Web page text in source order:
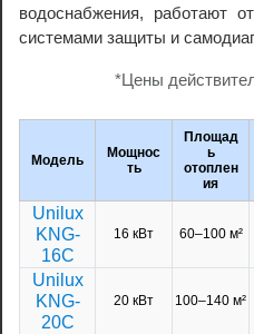
водоснабжения, работают
системами защиты и
*Цены
Модель
Мощнос
ть
Площад
ь
отоплен
ия
Unilux
KNG-
16C
16 кВт 60–100 м²
Unilux
KNG-
20C
20 кВт 100–140 м²